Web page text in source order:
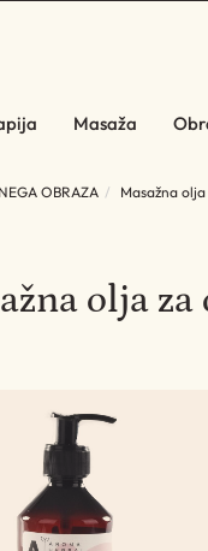
Masaža
NEGA OBRAZA Masažna
olja za